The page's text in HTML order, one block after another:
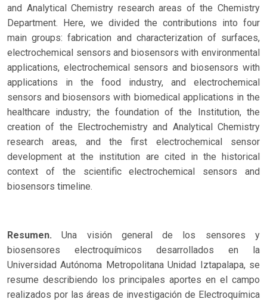
and Analytical Chemistry research areas of the Chemistry
Department. Here, we divided the contributions into four
main groups: fabrication and characterization of surfaces,
electrochemical sensors and biosensors with environmental
applications, electrochemical sensors and biosensors with
applications in the food industry, and electrochemical
sensors and biosensors with biomedical applications in the
healthcare industry; the foundation of the Institution, the
creation of the Electrochemistry and Analytical Chemistry
research areas, and the first electrochemical sensor
development at the institution are cited in the historical
context of the scientific electrochemical sensors and
biosensors timeline.
Resumen. Una visión general de los sensores y
biosensores electroquímicos desarrollados en la
Universidad Autónoma Metropolitana Unidad Iztapalapa, se
resume describiendo los principales aportes en el campo
realizados por las áreas de investigación de Electroquímica